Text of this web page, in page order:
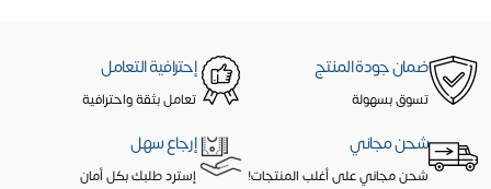
ضمان جودة المنتج
تسوق بسهولة
إحترافية التعامل
تعامل بثقة واحترافية
شحن مجاني
شحن مجاني على أغلب المنتجات!
إرجاع سهل
إسترد طلبك بكل أمان